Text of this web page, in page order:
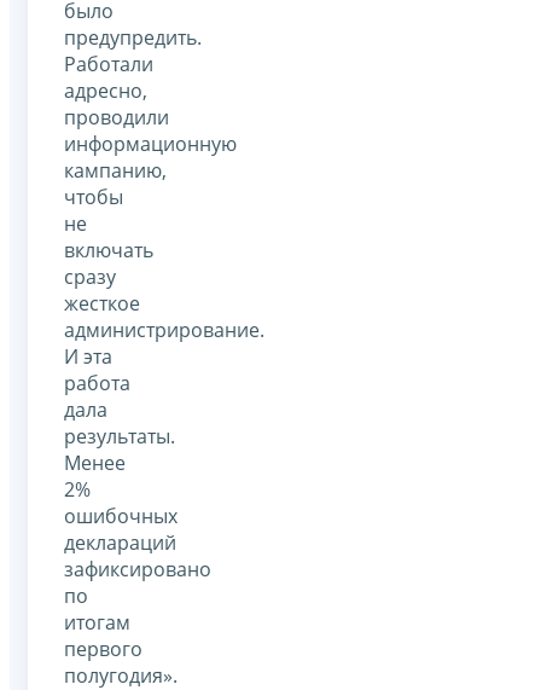
было
предупредить.
Работали
адресно,
проводили
информационную
кампанию,
чтобы
не
включать
сразу
жесткое
администрирование.
И эта
работа
дала
результаты.
Менее
2%
ошибочных
деклараций
зафиксировано
по
итогам
первого
полугодия».